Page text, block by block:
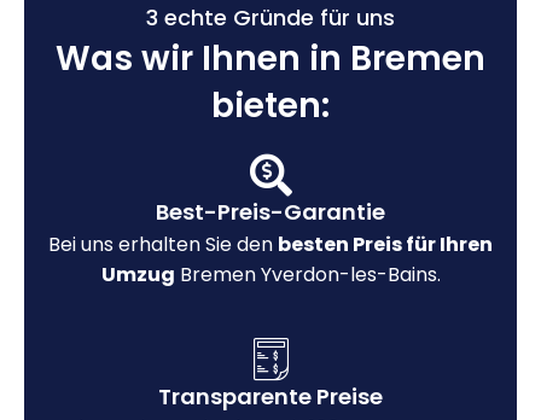
3 echte Gründe für uns
Was wir Ihnen in Bremen
bieten:
Best-Preis-Garantie
Bei uns erhalten Sie den besten Preis für Ihren
Umzug Bremen Yverdon-les-Bains.
Transparente Preise